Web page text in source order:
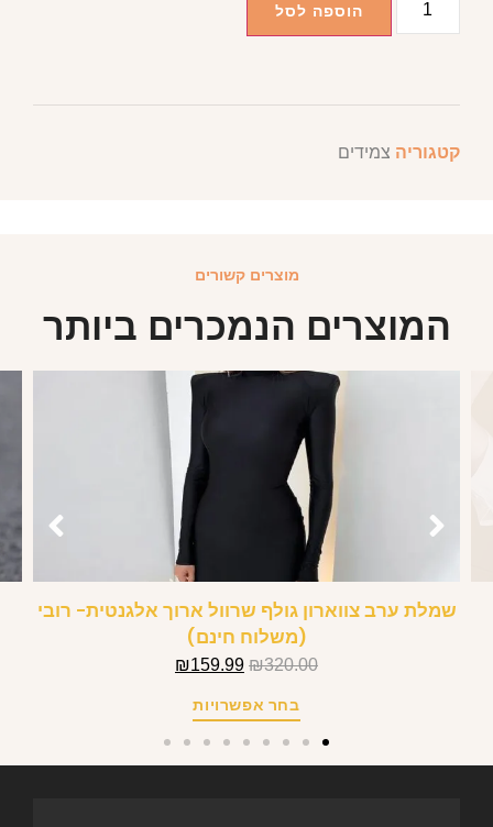
הוספה לסל
קטגוריה צמידים
מוצרים קשורים
המוצרים הנמכרים ביותר
שמלת ערב צווארון גולף שרוול ארוך אלגנטית- רובי
(משלוח חינם)
₪320.00
₪159.99
בחר אפשרויות